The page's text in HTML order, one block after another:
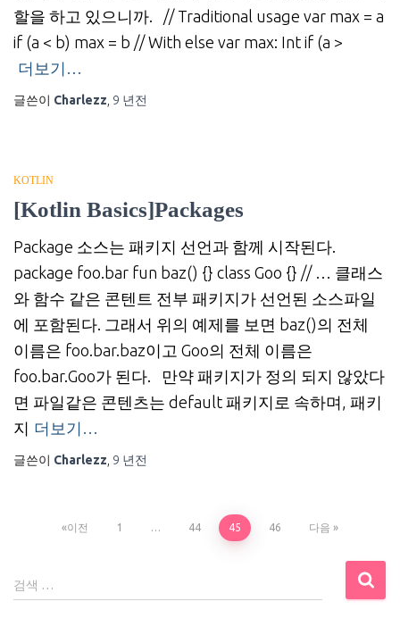
할을 하고 있으니까. // Traditional usage var max = a
if (a < b) max = b // With else var max: Int if (a >
더보기…
글쓴이 Charlezz 9 년전
KOTLIN
[Kotlin Basics]Packages
Package 소스는 패키지 선언과 함께 시작된다.
package foo.bar fun baz() {} class Goo {} // … 클래스
와 함수 같은 콘텐트 전부 패키지가 선언된 소스파일
에 포함된다. 그래서 위의 예제를 보면 baz()의 전체
이름은 foo.bar.baz이고 Goo의 전체 이름은
foo.bar.Goo가 된다. 만약 패키지가 정의 되지 않았다
면 파일같은 콘텐츠는 default 패키지로 속하며, 패키
지 더보기…
글쓴이 Charlezz 9 년전
내
이전 1 … 44 45 46 다음
검
색
검색 …